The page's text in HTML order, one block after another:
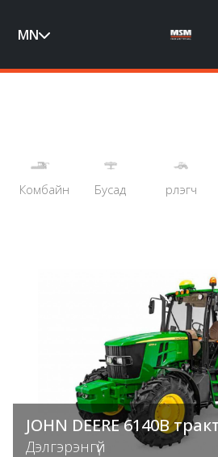
MN
Комбайн Бусад Үрлэгч
JOHN DEERE 6140B
Дэлгэрэнгүй